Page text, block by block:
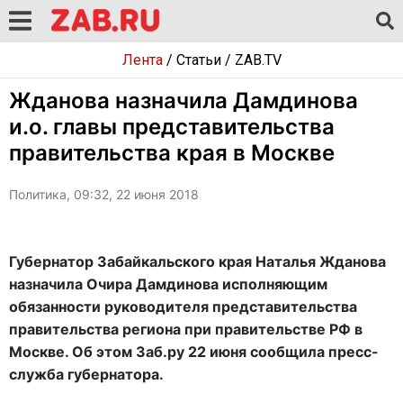
Лента/ Статьи/ ZAB.TV
Жданова назначила Дамдинова
и.о. главы представительства
правительства края в Москве
Политика, 09:32, 22 июня 2018
Губернатор Забайкальского края Наталья Жданова
назначила Очира Дамдинова исполняющим
обязанности руководителя представительства
правительства региона при правительстве РФ в
Москве. Об этом Заб.ру 22 июня сообщила пресс-
служба губернатора.